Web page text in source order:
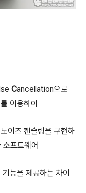
Cancellation으로
이용하여
이즈 캔슬링을 구현하
소프트웨어
기능을 제공하는 차이